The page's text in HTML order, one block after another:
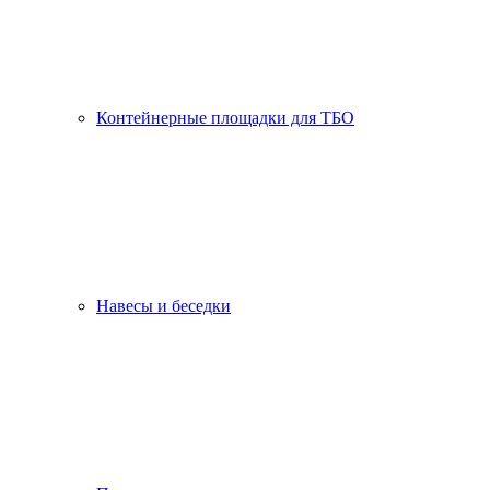
Контейнерные площадки для ТБО
Навесы и беседки